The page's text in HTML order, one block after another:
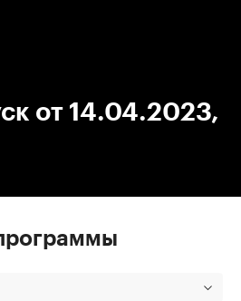
от 14.04.2023,